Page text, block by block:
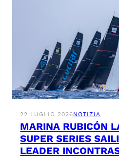
22 LUGLIO 2026NOTIZIA
MARINA RUBICÓN
SUPER SERIES
LEADER